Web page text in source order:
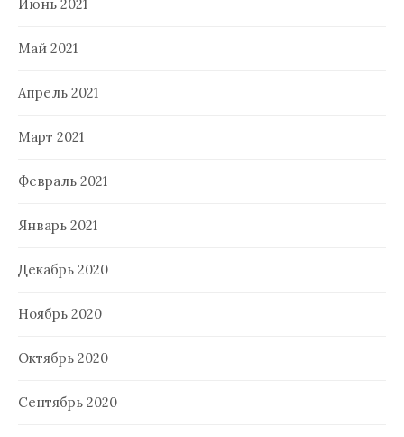
Июнь 2021
Май 2021
Апрель 2021
Март 2021
Февраль 2021
Январь 2021
Декабрь 2020
Ноябрь 2020
Октябрь 2020
Сентябрь 2020